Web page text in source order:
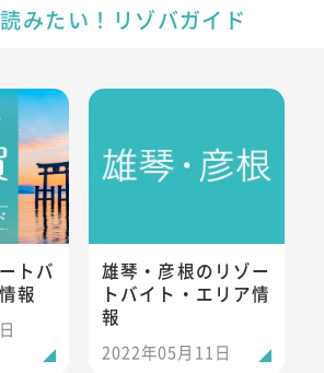
みたい！リゾバガイド
イト・エリア情報
トバ
報
雄琴・彦根のリゾートバイト・
雄琴・彦根のリゾー
トバイト・エリア情
報
2022年05月11日